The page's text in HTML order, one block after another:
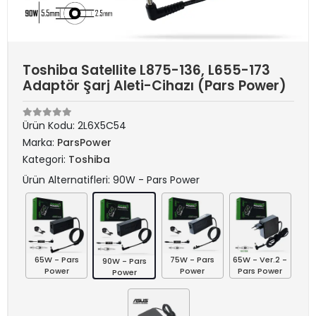
Toshiba Satellite L875-136, L655-173
Adaptör Şarj Aleti-Cihazı (Pars Power)
Ürün Kodu: 2L6X5C54
Marka: ParsPower
Kategori: Toshiba
Ürün Alternatifleri: 90W - Pars Power
65W - Pars
Power
90W - Pars
Power
75W - Pars
Power
65W - Ver.2 -
Pars Power